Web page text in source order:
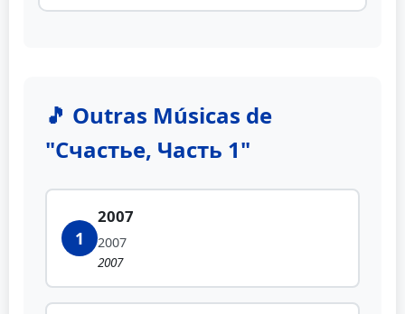
🎵 Outras Músicas de
"Счастье, Часть 1"
1
2007
2007
2007